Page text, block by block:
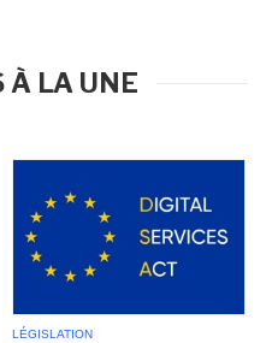
À LA UNE
LÉGISLATION